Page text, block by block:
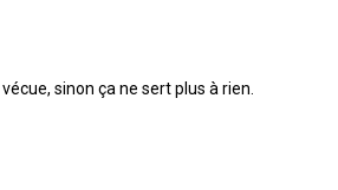
sinon ça ne sert plus à rien.